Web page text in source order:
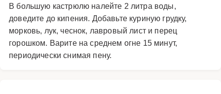
В большую кастрюлю налейте 2 литра воды,
доведите до кипения. Добавьте куриную грудку,
морковь, лук, чеснок, лавровый лист и перец
горошком. Варите на среднем огне 15 минут,
периодически снимая пену.